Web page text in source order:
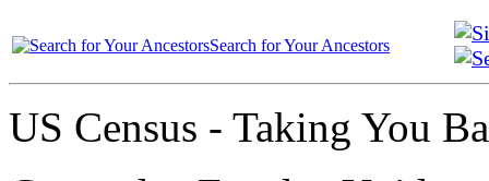
Search for Your Ancestors
US Census - Taking You